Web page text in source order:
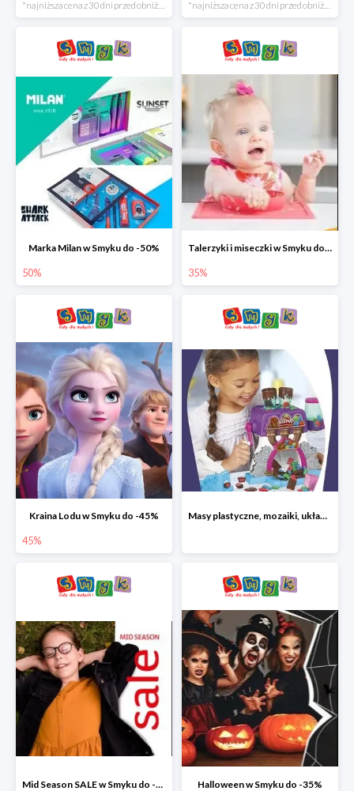
Marka Milan w Smyku do -50%
50%
Talerzyki i miseczki w Smyku do -35%
35%
Kraina Lodu w Smyku do -45%
45%
Masy plastyczne, mozaiki, układanki do -45%
Mid Season SALE w Smyku do -50% Halloween w Smyku do -35%